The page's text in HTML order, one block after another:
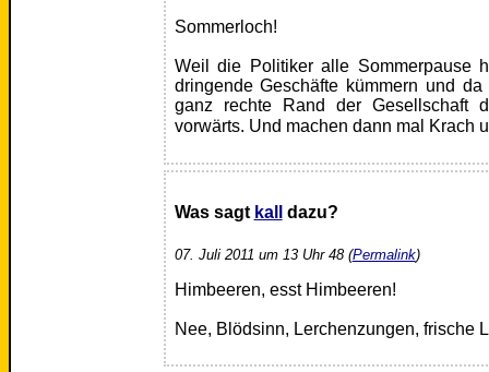
Sommerloch!
Weil die Politiker alle Sommerpause
dringende Geschäfte kümmern und
ganz rechte Rand der Gesellschaft
vorwärts. Und machen dann mal Krach
Was sagt kall dazu?
07. Juli 2011 um 13 Uhr 48 (Permalink)
Himbeeren, esst Himbeeren!
Nee, Blödsinn, Lerchenzungen, frische